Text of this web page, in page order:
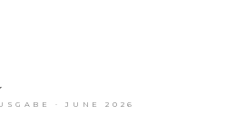
· JUNE 2026